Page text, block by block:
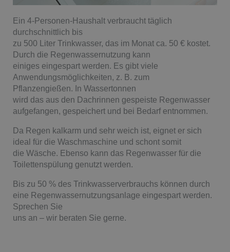
Ein 4-Personen-Haushalt verbraucht täglich
durchschnittlich bis
zu 500 Liter Trinkwasser, das im Monat ca. 50 € kostet.
Durch die Regenwassernutzung kann
einiges eingespart werden. Es gibt viele
Anwendungsmöglichkeiten, z. B. zum
Pflanzengießen. In Wassertonnen
wird das aus den Dachrinnen gespeiste Regenwasser
aufgefangen, gespeichert und bei Bedarf entnommen.
Da Regen kalkarm und sehr weich ist, eignet er sich
ideal für die Waschmaschine und schont somit
die Wäsche. Ebenso kann das Regenwasser für die
Toilettenspülung genutzt werden.
Bis zu 50 % des Trinkwasserverbrauchs können durch
eine Regenwassernutzungsanlage eingespart werden.
Sprechen Sie
uns an – wir beraten Sie gerne.